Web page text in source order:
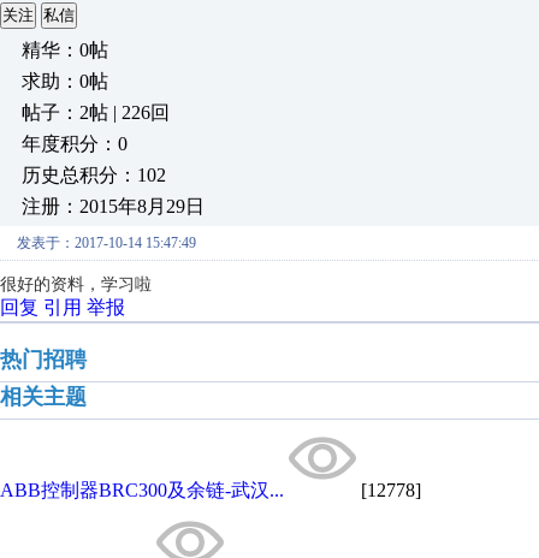
关注 私信
精华：0帖
求助：0帖
帖子：2帖 | 226回
年度积分：0
历史总积分：102
注册：2015年8月29日
发表于：2017-10-14 15:47:49
很好的资料，学习啦
回复 引用 举报
热门招聘
相关主题
ABB控制器BRC300及余链-武汉... [12778]